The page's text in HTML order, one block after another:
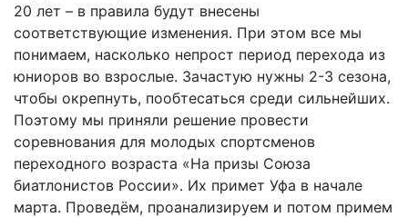
20 лет – в правила будут внесены
соответствующие изменения. При этом все мы
понимаем, насколько непрост период перехода из
юниоров во взрослые. Зачастую нужны 2-3 сезона,
чтобы окрепнуть, пообтесаться среди сильнейших.
Поэтому мы приняли решение провести
соревнования для молодых спортсменов
переходного возраста «На призы Союза
биатлонистов России». Их примет Уфа в начале
марта. Проведём, проанализируем и потом примем